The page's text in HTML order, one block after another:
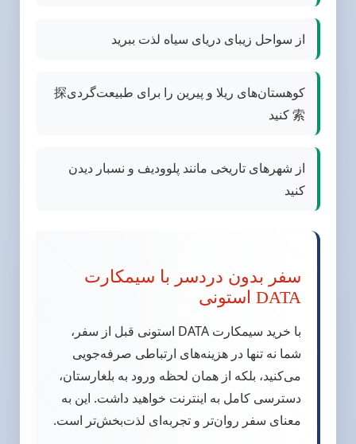
از سواحل زیبای دریای سیاه لذت ببرید
کوهستان‌های ریلا و پیرین را برای طبیعت‌گردی探
索 کنید
از شهرهای تاریخی مانند پلوودیف و نسبار دیدن
کنید
سفر بدون دردسر با سیمکارت
DATA استونی
با خرید سیمکارت DATA استونی قبل از سفر،
شما نه تنها در هزینه‌های ارتباطی صرفه‌جویی
می‌کنید، بلکه از همان لحظه ورود به بلغارستان،
دسترسی کامل به اینترنت خواهید داشت. این به
معنای سفر روان‌تر و تجربه‌ای لذت‌بخش‌تر است.